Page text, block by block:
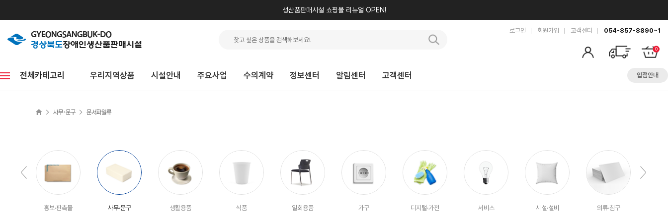
생산품판매시설 쇼핑몰 리뉴얼 OPEN!
로그인 회원가입 고객센터 054-857-8890~1
0
전체카테고리 우리지역상품 시설안내 주요사업 수의계약 정보센터 알림센터 고객센터 입점안내
> 사무·문구 > 문서파일류
홍보·판촉물 사무·문구 생활용품 식품 일회용품 가구 디지털·가전 서비스 시설·설비 의류·침구